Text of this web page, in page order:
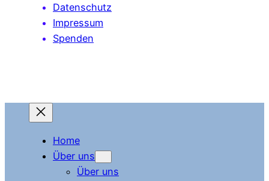
Datenschutz
Impressum
Spenden
Home
Über uns
Über uns